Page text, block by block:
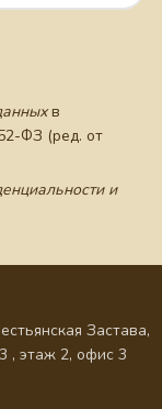
в
ФЗ (ред. от
и
Застава,
, этаж 2, офис 3